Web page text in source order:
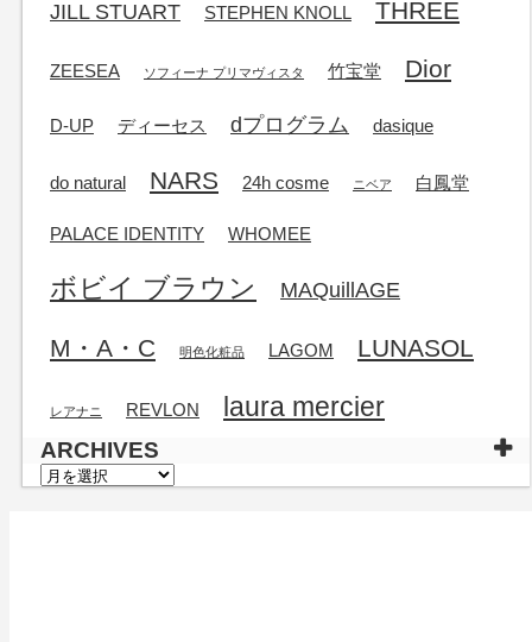
JILL STUART STEPHEN KNOLL THREE
ZEESEA ソフィーナ プリマヴィスタ 竹宝堂 Dior
D-UP ディーセス dプログラム dasique
do natural NARS 24h cosme ニベア 白鳳堂
PALACE IDENTITY WHOMEE
ボビイ ブラウン MAQuillAGE
M・A・C 明色化粧品 LAGOM LUNASOL
レアナニ REVLON laura mercier
ARCHIVES
ARCHIVES